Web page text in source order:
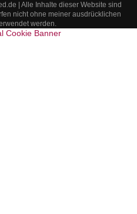
| Alle Inhalte dieser Website sind
nicht ohne meiner ausdrücklichen
werden.
Cookie Banner